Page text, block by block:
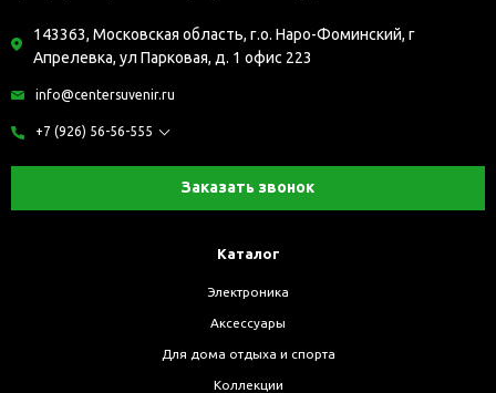
143363, Московская область, г.о. Наро-Фоминский, г
Апрелевка, ул Парковая, д. 1 офис 223
info@centersuvenir.ru
+7 (926) 56-56-555
Заказать звонок
Каталог
Электроника
Аксессуары
Для дома отдыха и спорта
Коллекции